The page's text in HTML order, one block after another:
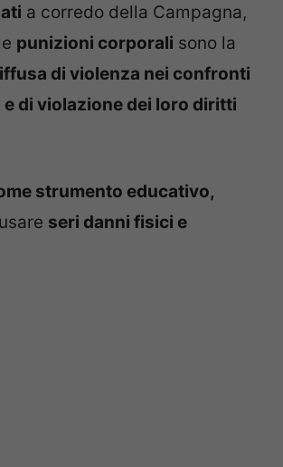
a corredo della Campagna,
punizioni corporali sono la
di violenza nei confronti
e di violazione dei loro diritti
strumento educativo,
seri danni fisici e